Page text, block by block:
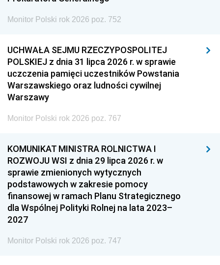
Monitor Polski rok 2026 poz. 752
UCHWAŁA SEJMU RZECZYPOSPOLITEJ
POLSKIEJ z dnia 31 lipca 2026 r. w sprawie
uczczenia pamięci uczestników Powstania
Warszawskiego oraz ludności cywilnej
Warszawy
Monitor Polski rok 2026 poz. 767
KOMUNIKAT MINISTRA ROLNICTWA I
ROZWOJU WSI z dnia 29 lipca 2026 r. w
sprawie zmienionych wytycznych
podstawowych w zakresie pomocy
finansowej w ramach Planu Strategicznego
dla Wspólnej Polityki Rolnej na lata 2023–
2027
Monitor Polski rok 2026 poz. 747